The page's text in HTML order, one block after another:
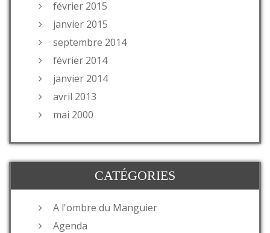
février 2015
janvier 2015
septembre 2014
février 2014
janvier 2014
avril 2013
mai 2000
CATÉGORIES
A l'ombre du Manguier
Agenda